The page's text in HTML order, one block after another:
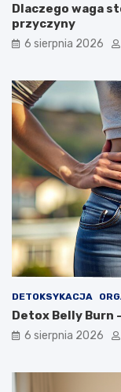
–
n
j
c
z
ę
s
z
e
p
r
z
y
c
y
n
y
o
m
g
a
s
c
h
u
n
ą
ć
?
Dlaczego waga
przyczyny
6 sierpnia 2026
DETOKSYKACJA
Detox Belly Burn
6 sierpnia 2026